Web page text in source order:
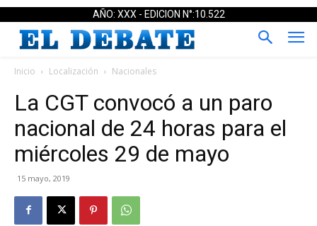
AÑO: XXX - EDICION N°:10.522
Inicio Localización Nacionales
La CGT convocó a un paro
nacional de 24 horas para el
miércoles 29 de mayo
15 mayo, 2019